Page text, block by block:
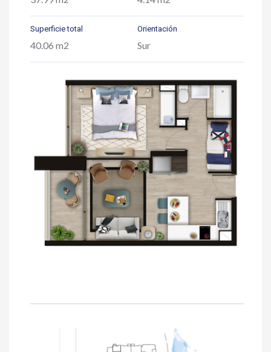
Superficie total
40.06 m2
Orientación
Sur